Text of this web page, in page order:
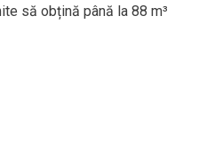
să obțină până la 88 m³